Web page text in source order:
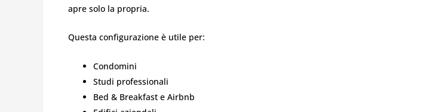
apre solo la propria.
Questa configurazione è utile per:
Condomini
Studi professionali
Bed & Breakfast e Airbnb